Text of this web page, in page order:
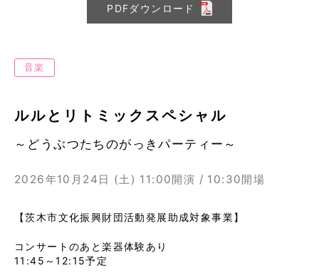
PDFダウンロード
音楽
ルルとリトミックスペシャル
～どうぶつたちのがっきパーティー～
2026年10月24日 (土) 11:00開演 / 10:30開場
【茨木市文化振興財団活動発展助成対象事業】
コンサートのあと楽器体験あり
11:45～12:15予定